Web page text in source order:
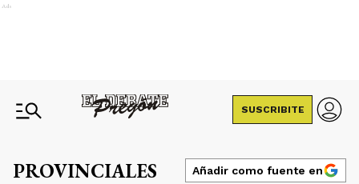
Ads
SUSCRIBITE
PROVINCIALES Añadir como fuente en